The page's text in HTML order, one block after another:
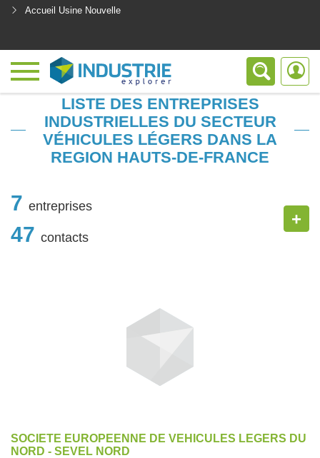
Accueil Usine Nouvelle
LISTE DES ENTREPRISES
INDUSTRIELLES DU SECTEUR
VÉHICULES LÉGERS DANS LA
REGION HAUTS-DE-FRANCE
7 entreprises
47 contacts
+
SOCIETE EUROPEENNE DE VEHICULES LEGERS DU
NORD - SEVEL NORD